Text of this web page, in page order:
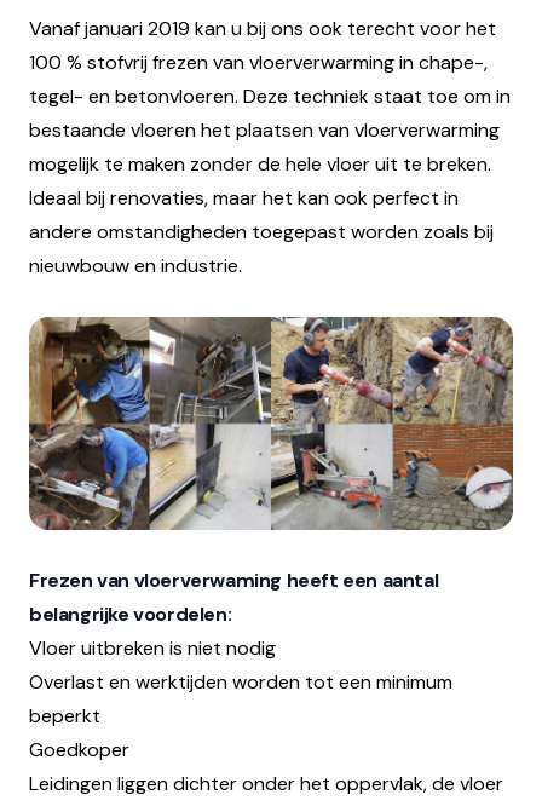
Vanaf januari 2019 kan u bij ons ook terecht voor het
100 % stofvrij frezen van vloerverwarming in chape-,
tegel- en betonvloeren. Deze techniek staat toe om in
bestaande vloeren het plaatsen van vloerverwarming
mogelijk te maken zonder de hele vloer uit te breken.
Ideaal bij renovaties, maar het kan ook perfect in
andere omstandigheden toegepast worden zoals bij
nieuwbouw en industrie.
Frezen van vloerverwaming heeft een aantal
belangrijke voordelen:
Vloer uitbreken is niet nodig
Overlast en werktijden worden tot een minimum
beperkt
Goedkoper
Leidingen liggen dichter onder het oppervlak, de vloer